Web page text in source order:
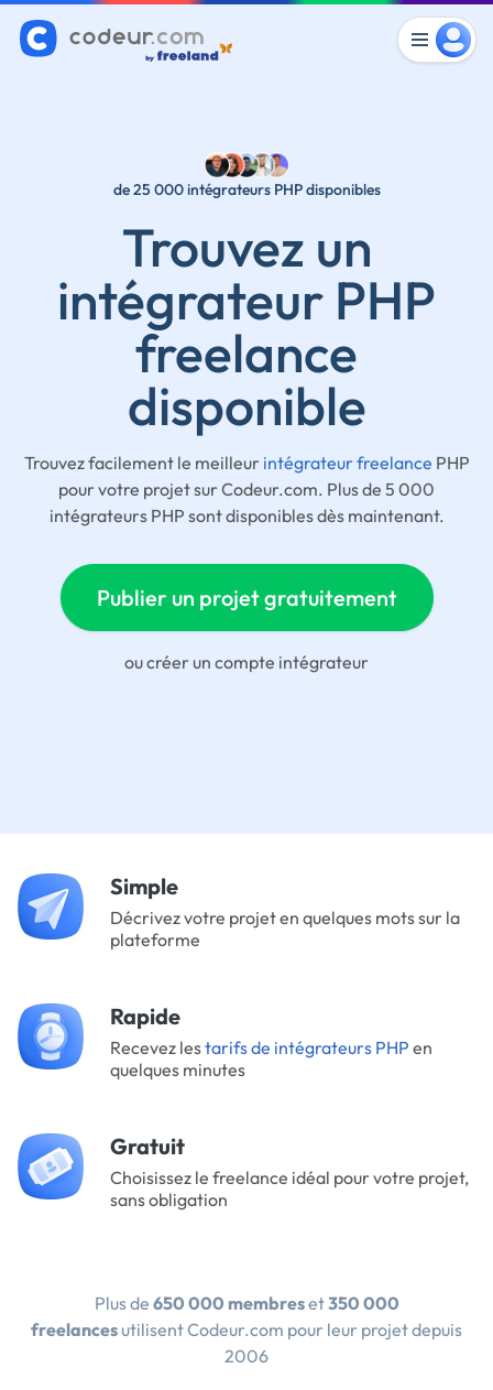
de 25 000 intégrateurs PHP disponibles
Trouvez un
intégrateur PHP
freelance
disponible
Trouvez facilement le meilleur intégrateur freelance PHP
pour votre projet sur Codeur.com. Plus de 5 000
intégrateurs PHP sont disponibles dès maintenant.
Publier un projet gratuitement
oucréer un compte intégrateur
Simple
Décrivez votre projet en quelques mots sur la
plateforme
Rapide
Recevez lestarifs de intégrateurs PHP en
quelques minutes
Gratuit
Choisissez le freelance idéal pour votre projet,
sans obligation
Plus de 650 000 membreset350 000
freelances utilisent Codeur.com pour leur projet depuis
2006